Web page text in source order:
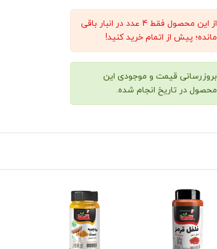
از این محصول فقط 4 عدد در انبار باقی
مانده؛ پیش از اتمام خرید کنید!
بروزرسانی قیمت و موجودی این
محصول در تاریخ انجام شده.